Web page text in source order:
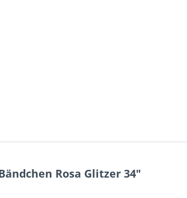
Rosa Glitzer 34"